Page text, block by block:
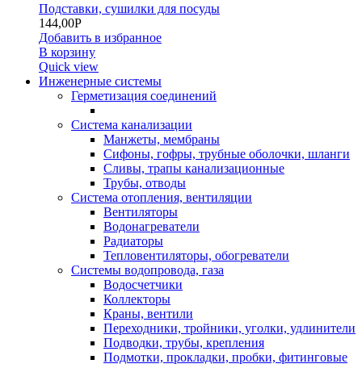
Подставки, сушилки для посуды
144,00Р
Добавить в избранное
В корзину
Quick view
Инженерные системы
Герметизация соединений
Система канализации
Манжеты, мембраны
Сифоны, гофры, трубные оболочки, шланги
Сливы, трапы канализационные
Трубы, отводы
Система отопления, вентиляции
Вентиляторы
Водонагреватели
Радиаторы
Тепловентиляторы, обогреватели
Системы водопровода, газа
Водосчетчики
Коллекторы
Краны, вентили
Переходники, тройники, уголки, удлинители
Подводки, трубы, крепления
Подмотки, прокладки, пробки, фитинговые